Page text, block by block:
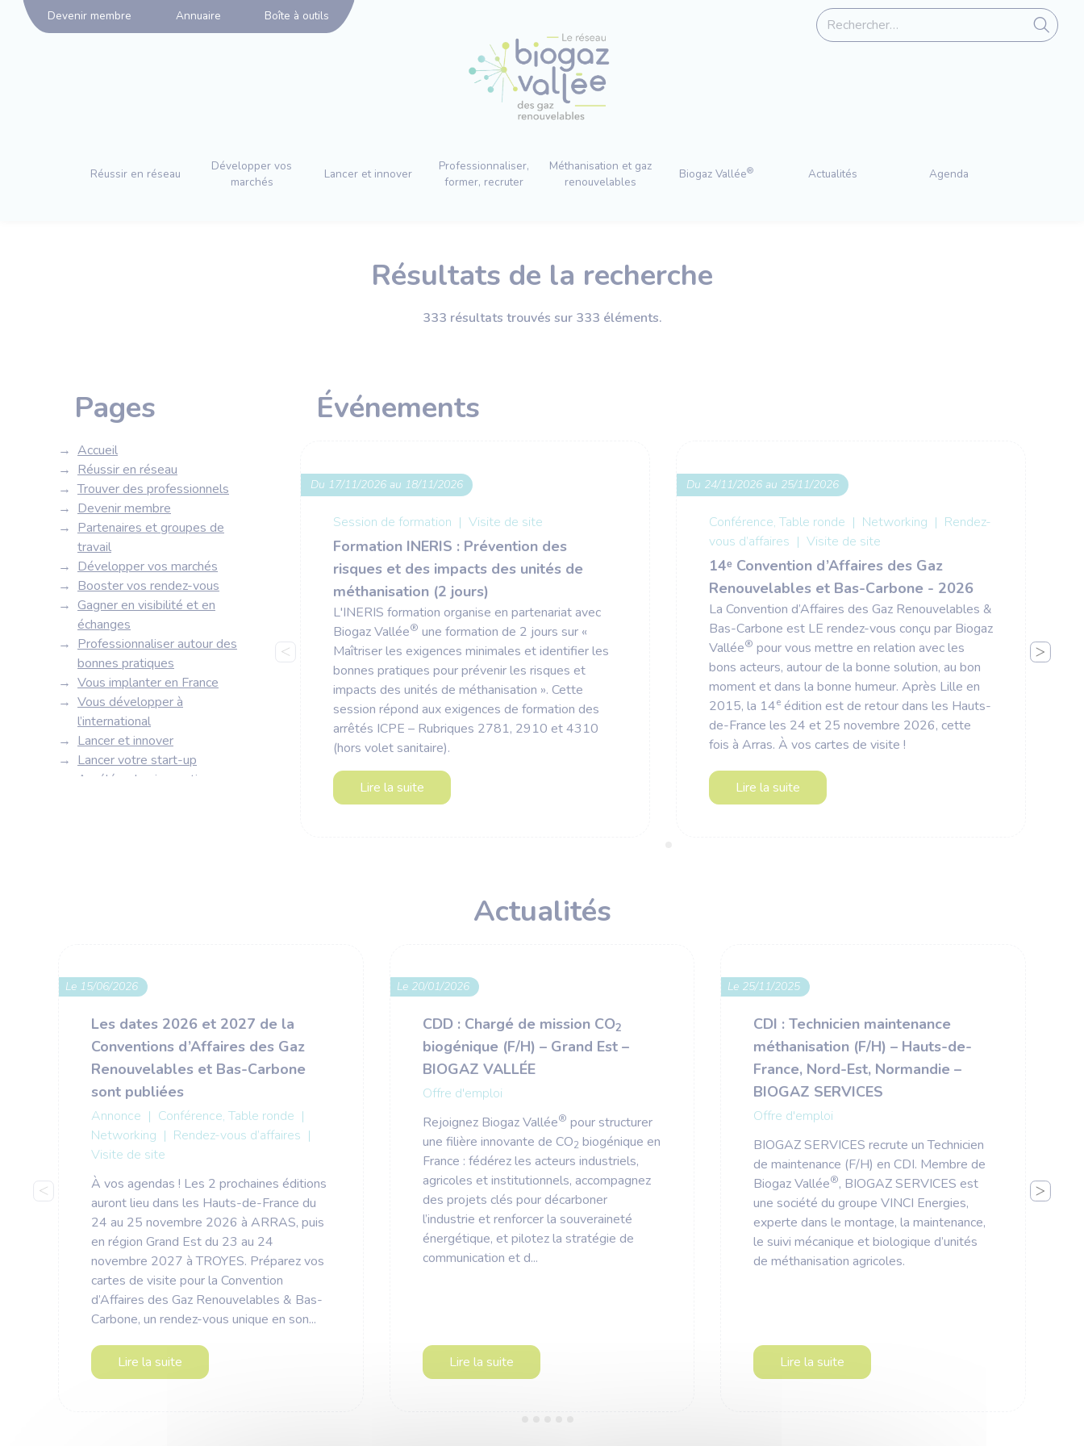
Devenir membre Annuaire Boîte à outils
Réussir en réseau
Développer vos
marchés
Lancer et innover
Professionnaliser,
former, recruter
Méthanisation et gaz
renouvelables
Biogaz Vallée® Actualités Agenda
Résultats de la recherche
333 résultats trouvés sur 333 éléments.
Pages
Accueil
Réussir en réseau
Trouver des professionnels
Devenir membre
Partenaires et groupes de
travail
Développer vos marchés
Booster vos rendez-vous
Gagner en visibilité et en
échanges
Professionnaliser autour des
bonnes pratiques
Vous implanter en France
Vous développer à
l’international
Lancer et innover
Lancer votre start-up
Accélérer les innovations
Offres de formation
Attirer les talents
Monter en compétences
Diplômes et niveaux de
formation recherchés
Méthanisation et gaz
renouvelables
Les gaz verts, clés pour la
résilience
Biogaz Vallée®
Contacter Biogaz Vallée®
Missions
Équipe et gouvernance
Profil des membres
Actualités
Newsletter Biogaz Vallée®
Agenda
Mentions légales
Plan de site
Recherche globale
Événements
Du 17/11/2026 au 18/11/2026
Session de formation | Visite de site
Formation INERIS : Prévention des
risques et des impacts des unités de
méthanisation (2 jours)
L'INERIS formation organise en partenariat avec
Biogaz Vallée® une formation de 2 jours sur «
Maîtriser les exigences minimales et identifier les
bonnes pratiques pour prévenir les risques et
impacts des unités de méthanisation ». Cette
session répond aux exigences de formation des
arrêtés ICPE – Rubriques 2781, 2910 et 4310
(hors volet sanitaire).
Lire la suite
Du 24/11/2026 au 25/11/2026
Conférence, Table ronde | Networking | Rendez-
vous d’affaires | Visite de site
14ᵉ Convention d’Affaires des Gaz
Renouvelables et Bas-Carbone - 2026
La Convention d’Affaires des Gaz Renouvelables &
Bas-Carbone est LE rendez-vous conçu par Biogaz
Vallée® pour vous mettre en relation avec les
bons acteurs, autour de la bonne solution, au bon
moment et dans la bonne humeur. Après Lille en
2015, la 14e édition est de retour dans les Hauts-
de-France les 24 et 25 novembre 2026, cette
fois à Arras. À vos cartes de visite !
Lire la suite
Actualités
Le 15/06/2026
Les dates 2026 et 2027 de la
Conventions d’Affaires des Gaz
Renouvelables et Bas-Carbone
sont publiées
Annonce | Conférence, Table ronde |
Networking | Rendez-vous d’affaires |
Visite de site
À vos agendas ! Les 2 prochaines éditions
auront lieu dans les Hauts-de-France du
24 au 25 novembre 2026 à ARRAS, puis
en région Grand Est du 23 au 24
novembre 2027 à TROYES. Préparez vos
cartes de visite pour la Convention
d’Affaires des Gaz Renouvelables & Bas-
Carbone, un rendez-vous unique en son...
Lire la suite
Le 20/01/2026
CDD : Chargé de mission CO2
biogénique (F/H) – Grand Est –
BIOGAZ VALLÉE
Offre d'emploi
Rejoignez Biogaz Vallée® pour structurer
une filière innovante de CO2 biogénique en
France : fédérez les acteurs industriels,
agricoles et institutionnels, accompagnez
des projets clés pour décarboner
l’industrie et renforcer la souveraineté
énergétique, et pilotez la stratégie de
communication et d...
Lire la suite
Le 25/11/2025
CDI : Technicien maintenance
méthanisation (F/H) – Hauts-de-
France, Nord-Est, Normandie –
BIOGAZ SERVICES
Offre d'emploi
BIOGAZ SERVICES recrute un Technicien
de maintenance (F/H) en CDI. Membre de
Biogaz Vallée®, BIOGAZ SERVICES est
une société du groupe VINCI Energies,
experte dans le montage, la maintenance,
le suivi mécanique et biologique d’unités
de méthanisation agricoles.
Lire la suite
Panneau de gestion des cookies